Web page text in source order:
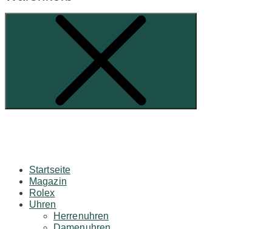
Startseite
Magazin
Rolex
Uhren
Herrenuhren